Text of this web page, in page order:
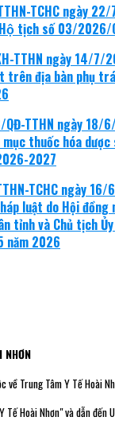
TCHC ngày
tịch số 03/2026/
TTHN ngày 14/7/
trên địa bàn phụ
TTHN ngày 18/
mục thuốc hóa
2027
TCHC ngày
luật do Hội
tỉnh và Chủ tịch
năm 2026
NHƠN
Trung Tâm Y Tế Hoài
Tế Hoài Nhơn" và dẫn đến